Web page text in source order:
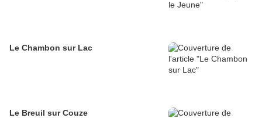
Le Chambon sur Lac
Le Breuil sur Couze